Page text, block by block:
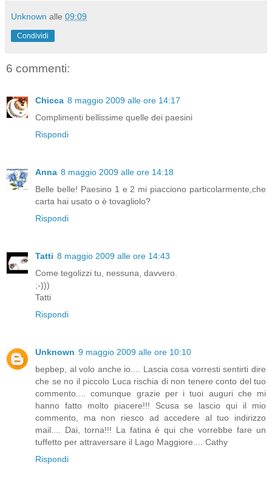
Unknown alle 09:09
Condividi
6 commenti:
Chicca 8 maggio 2009 alle ore 14:17
Complimenti bellissime quelle dei paesini
Rispondi
Anna 8 maggio 2009 alle ore 14:18
Belle belle! Paesino 1 e 2 mi piacciono particolarmente,che
carta hai usato o è tovagliolo?
Rispondi
Tatti 8 maggio 2009 alle ore 14:43
Come tegolizzi tu, nessuna, davvero.
;-)))
Tatti
Rispondi
Unknown 9 maggio 2009 alle ore 10:10
bepbep, al volo anche io.... Lascia cosa vorresti sentirti dire
che se no il piccolo Luca rischia di non tenere conto del tuo
commento.... comunque grazie per i tuoi auguri che mi
hanno fatto molto piacere!!! Scusa se lascio qui il mio
commento, ma non riesco ad accedere al tuo indirizzo
mail.... Dai, torna!!! La fatina è qui che vorrebbe fare un
tuffetto per attraversare il Lago Maggiore.... Cathy
Rispondi